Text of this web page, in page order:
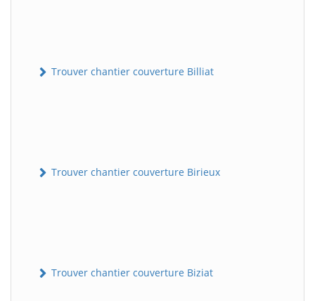
Trouver chantier couverture Billiat
Trouver chantier couverture Birieux
Trouver chantier couverture Biziat